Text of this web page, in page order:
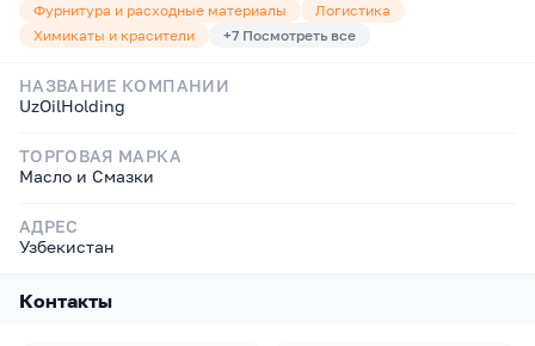
Фурнитура и расходные материалы
Логистика
Химикаты и красители
+7 Посмотреть все
НАЗВАНИЕ КОМПАНИИ
UzOilHolding
ТОРГОВАЯ МАРКА
Масло и Смазки
АДРЕС
Узбекистан
Контакты